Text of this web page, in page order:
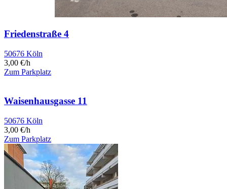
Friedenstraße 4
50676 Köln
3,00 €/h
Zum Parkplatz
Waisenhausgasse 11
50676 Köln
3,00 €/h
Zum Parkplatz